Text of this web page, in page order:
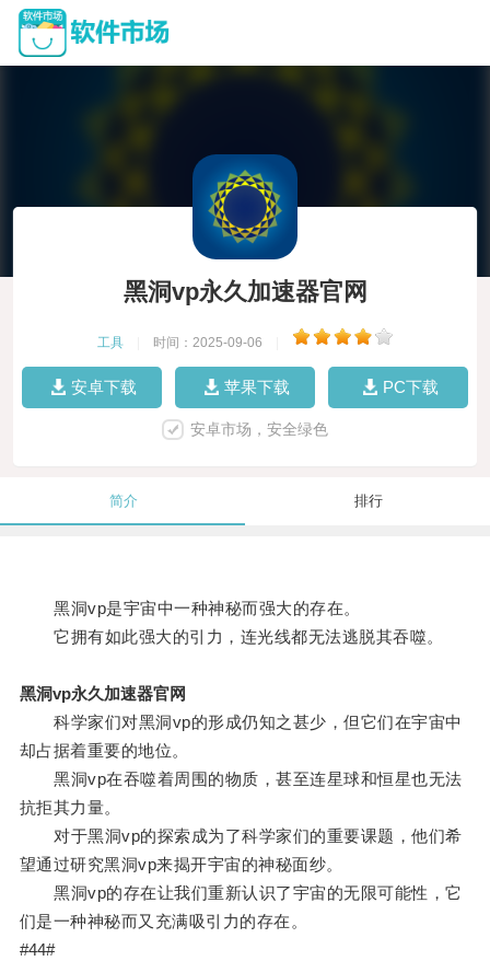
黑洞vp永久加速器官网
工具 时间：2025-09-06
安卓下载 苹果下载 PC下载
安卓市场，安全绿色
简介 排行
黑洞vp是宇宙中一种神秘而强大的存在。
它拥有如此强大的引力，连光线都无法逃脱其吞噬。
黑洞vp永久加速器官网
科学家们对黑洞vp的形成仍知之甚少，但它们在宇宙中
却占据着重要的地位。
黑洞vp在吞噬着周围的物质，甚至连星球和恒星也无法
抗拒其力量。
对于黑洞vp的探索成为了科学家们的重要课题，他们希
望通过研究黑洞vp来揭开宇宙的神秘面纱。
黑洞vp的存在让我们重新认识了宇宙的无限可能性，它
们是一种神秘而又充满吸引力的存在。
#44#